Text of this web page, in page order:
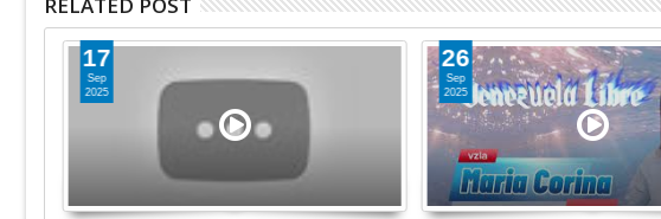
17
Sep
2025
26
Sep
2025